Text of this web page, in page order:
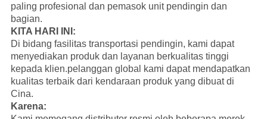
paling profesional dan pemasok unit pendingin dan
bagian.
KITA HARI INI:
Di bidang fasilitas transportasi pendingin, kami dapat
menyediakan produk dan layanan berkualitas tinggi
kepada klien.pelanggan global kami dapat mendapatkan
kualitas terbaik dari kendaraan produk yang dibuat di
Cina.
Karena: